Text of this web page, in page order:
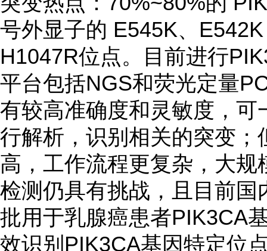
号外显子的 E545K、
H1047R位点。目前进行
平台包括NGS和荧光定量
有较高准确度和灵敏度，
行解析，识别相关的突变
高，工作流程更复杂，大
检测仍具有挑战，且目前
批用于乳腺癌患者PIK3CA
效识别PIK3CA基因特定位